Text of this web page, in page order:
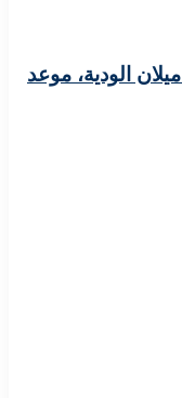
ميلان الودية، موعد